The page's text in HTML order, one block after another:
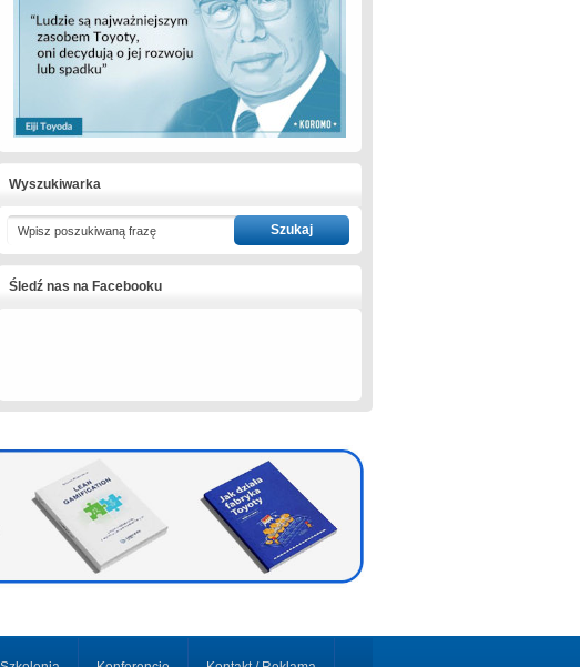
Wyszukiwarka
Wpisz poszukiwaną frazę
Śledź nas na Facebooku